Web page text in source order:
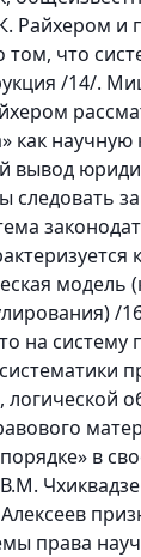
Райхером
что
/14/.
как научную
вывод
следовать
модель
/
на систему
логической
в
Алексеев
права